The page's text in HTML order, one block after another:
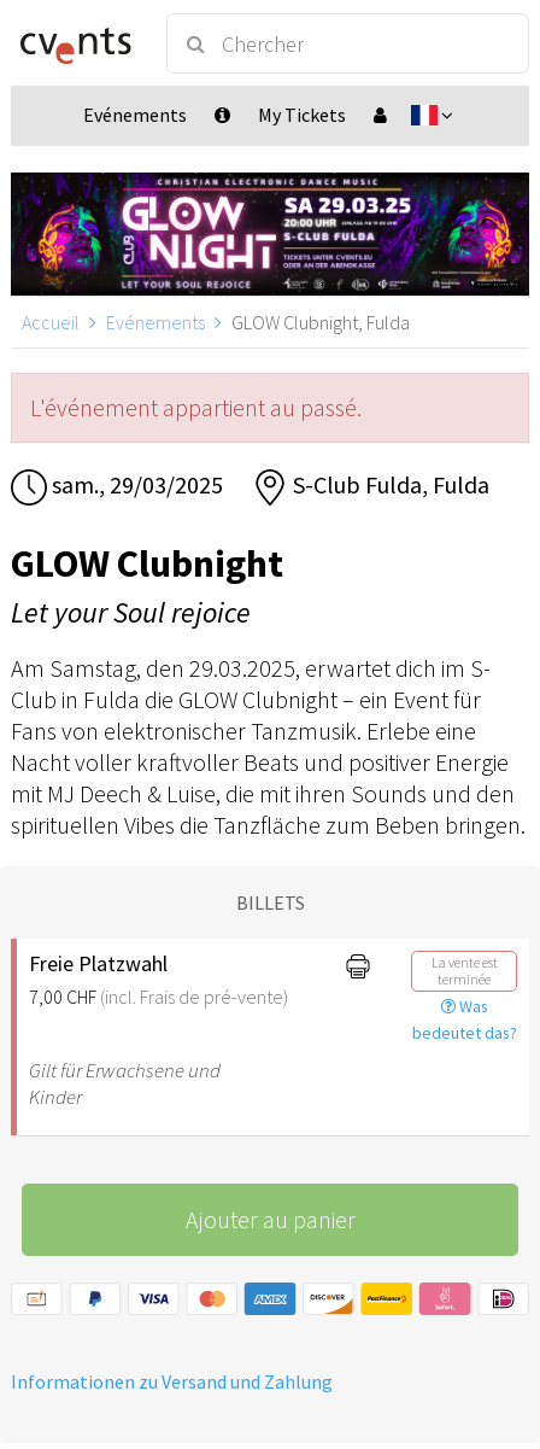
Evénements My Tickets
Accueil Evénements GLOW Clubnight, Fulda
L'événement appartient au passé.
sam., 29/03/2025 S-Club Fulda, Fulda
GLOW Clubnight
Let your Soul rejoice
Am Samstag, den 29.03.2025, erwartet dich im S-
Club in Fulda die GLOW Clubnight – ein Event für
Fans von elektronischer Tanzmusik. Erlebe eine
Nacht voller kraftvoller Beats und positiver Energie
mit MJ Deech & Luise, die mit ihren Sounds und den
spirituellen Vibes die Tanzfläche zum Beben bringen.
BILLETS
Freie Platzwahl
7,00 CHF (incl. Frais de pré-vente)
La vente est
terminée
Was
bedeutet das?
Gilt für Erwachsene und
Kinder
Ajouter au panier
Informationen zu Versand und Zahlung